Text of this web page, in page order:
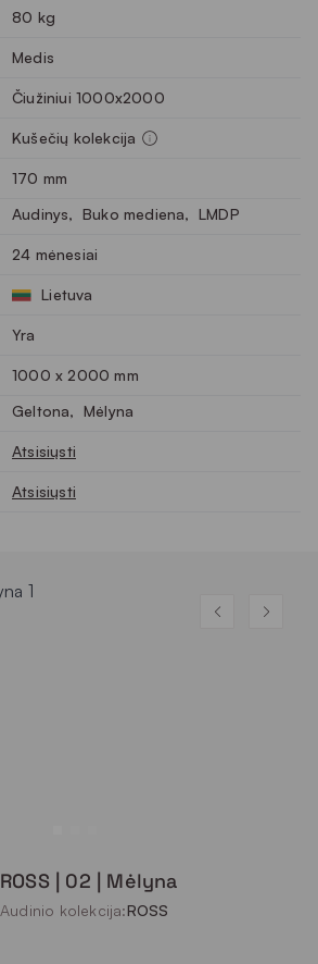
80 kg
Medis
Čiužiniui 1000x2000
Kušečių kolekcija
170 mm
Audinys, Buko mediena, LMDP
24 mėnesiai
Lietuva
Yra
1000 x 2000 mm
Geltona, Mėlyna
Atsisiųsti
Atsisiųsti
ROSS | 02 | Mėlyna
Audinio kolekcija:ROSS